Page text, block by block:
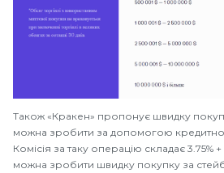
Також «Кракен» пропонує швидку
можна зробити за допомогою кредитної
Комісія за таку операцію складає 3.75%
можна зробити швидку покупку за